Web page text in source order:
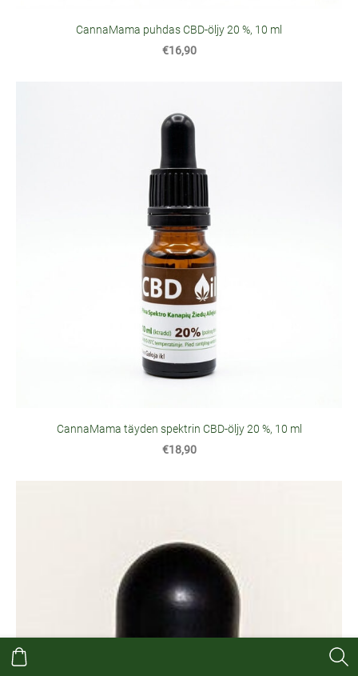
CannaMama puhdas CBD-öljy 20 %, 10 ml
€16,90
CannaMama täyden spektrin CBD-öljy 20 %, 10 ml
€18,90